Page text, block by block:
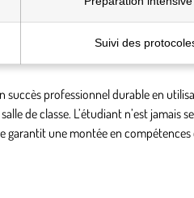
Suivi des
professionnel durable en
de classe. L’étudiant n’est jamais
garantit une montée en